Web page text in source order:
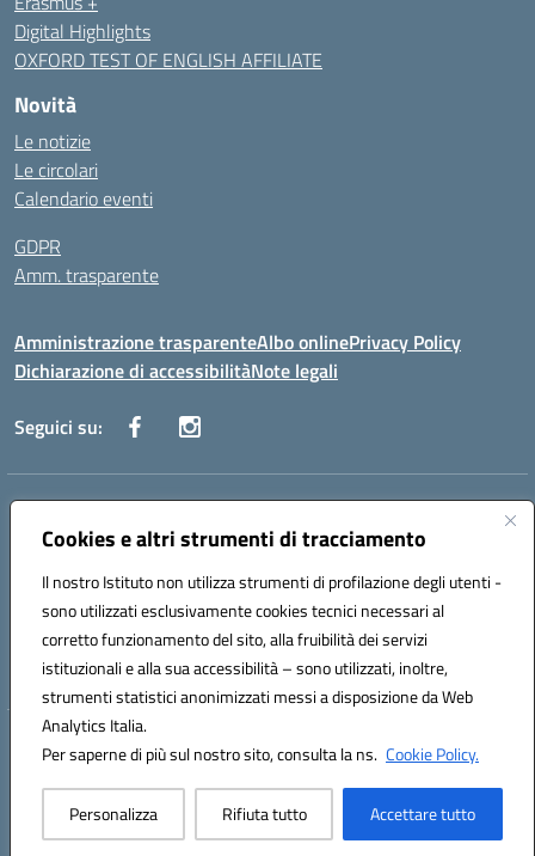
Cookies e altri strumenti di tracciamento
Il nostro Istituto non utilizza strumenti di profilazione degli utenti -
sono utilizzati esclusivamente cookies tecnici necessari al
corretto funzionamento del sito, alla fruibilità dei servizi
istituzionali e alla sua accessibilità – sono utilizzati, inoltre,
strumenti statistici anonimizzati messi a disposizione da Web
Analytics Italia.
Per saperne di più sul nostro sito, consulta la ns. Cookie Policy.
Personalizza Rifiuta tutto Accettare tutto
Digital Highlights
OXFORD TEST OF ENGLISH AFFILIATE
Novità
Le notizie
Le circolari
Calendario eventi
GDPR
Amm. trasparente
Amministrazione trasparenteAlbo onlinePrivacy Policy
Dichiarazione di accessibilitàNote legali
Seguici su:
Indirizzo:
Centralino:+39 080 2446680 Email:baic882008@istruzione.it
Codice fiscale: 80023470729
Codice meccanografico:
BAIC882008
Codice unico di fatturazione (CUF): UFEUNT
Hosting & Powered by 3D Solution S.r.l.
Concept & Design by Designers Italia